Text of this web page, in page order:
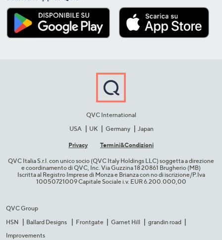
QVC International
USA
UK Germany Japan
Privacy Termini&C​ondizioni
QVC Italia S.r.l. con unico socio (QVC Italy Holdings LLC) soggetta a direzione
e coordinamento di QVC, Inc. Via Guzzina 18 20861 Brugherio (MB)​
Iscritta al Registro Imprese di Monza e Brianza con no di iscrizione/P.Iva
10050721009 Capitale Sociale i.v. EUR 6.200.000,00​
QVC Group
HSN
Ballard Designs Frontgate Garnet Hill
grandin road
Improvements